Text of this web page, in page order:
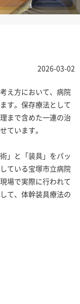
2026-03-02
え方において、病院
す。保存療法として
まで含めた一連の治
ています。
」と「装具」をパッ
ている宝塚市立病院
場で実際に行われて
て、体幹装具療法の